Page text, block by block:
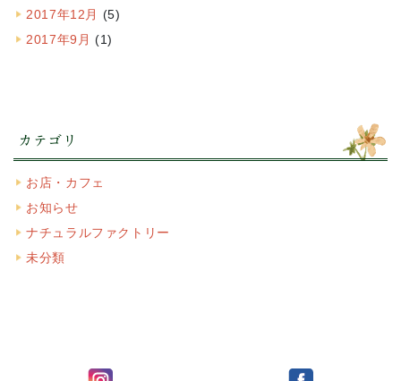
2017年12月 (5)
2017年9月 (1)
カテゴリ
お店・カフェ
お知らせ
ナチュラルファクトリー
未分類